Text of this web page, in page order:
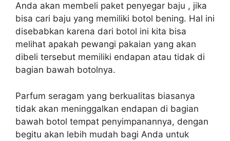
Anda akan membeli paket penyegar baju , jika
bisa cari baju yang memiliki botol bening. Hal ini
disebabkan karena dari botol ini kita bisa
melihat apakah pewangi pakaian yang akan
dibeli tersebut memiliki endapan atau tidak di
bagian bawah botolnya.
Parfum seragam yang berkualitas biasanya
tidak akan meninggalkan endapan di bagian
bawah botol tempat penyimpanannya, dengan
begitu akan lebih mudah bagi Anda untuk